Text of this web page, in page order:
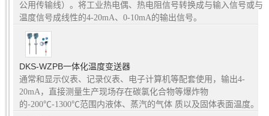
公用传输线）。将工业热电偶、热电阻信号转换成与输入信号或与
温度信号成线性的4-20mA、0-10mA的输出信号。
DKS-WZPB一体化温度变送器
通常和显示仪表、记录仪表、电子计算机等配套使用，输出4-
20mA，直接测量生产现场存在碳氯化合物等爆炸物
的-200℃-1300℃范围内液体、蒸汽的气体 质以及固体表面温度。